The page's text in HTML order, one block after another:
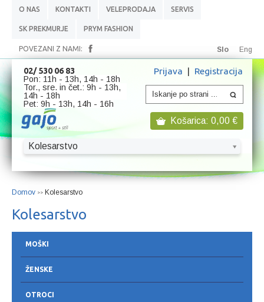
O NAS KONTAKTI VELEPRODAJA SERVIS
SK PREKMURJE PRYM FASHION
POVEZANI Z NAMI: Slo Eng
02/ 530 06 83
Pon: 11h - 13h, 14h - 18h
Tor., sre. in čet.: 9h - 13h,
14h - 18h
Pet: 9h - 13h, 14h - 16h
Prijava | Registracija
Košarica: 0,00 €
Kolesarstvo
Domov >> Kolesarstvo
Kolesarstvo
MOŠKI
ŽENSKE
OTROCI